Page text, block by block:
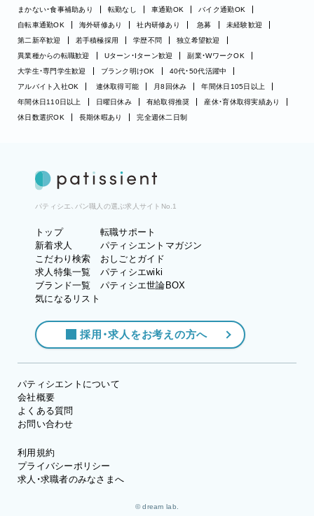
まかない・食事補助あり
転勤なし 車通勤OK
バイク通勤OK
自転車通勤OK
海外研修あり 社内研修あり 急募
未経験歓迎
第二新卒歓迎
若手積極採用 学歴不問
独立希望歓迎
異業種からの転職歓迎
Uターン・Iターン歓迎
副業・WワークOK
大学生・専門学生歓迎
ブランク明けOK
40代・50代活躍中
アルバイト入社OK
連休取得可能 月8回休み
年間休日105日以上
年間休日110日以上
日曜日休み 有給取得推奨
産休・育休取得実績あり
休日数選択OK
長期休暇あり 完全週休二日制
パティシエ、パン職人の選ぶ求人サイトNo.1
トップ
新着求人
こだわり検索
求人特集一覧
ブランド一覧
気になるリスト
転職サポート
パティシエントマガジン
おしごとガイド
パティシエwiki
パティシエ世論BOX
採用・求人をお考えの方へ
パティシエントについて
会社概要
よくある質問
お問い合わせ
利用規約
プライバシーポリシー
求人・求職者のみなさまへ
© dream lab.